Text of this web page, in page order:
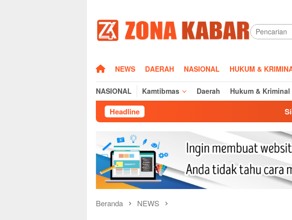
konten
HOMENEWS DAERAH NASIONAL HUKUM &
NASIONAL Kamtibmas Daerah Hukum & Kriminal
Headline Sisi Humanis Razia
Beranda NEWS